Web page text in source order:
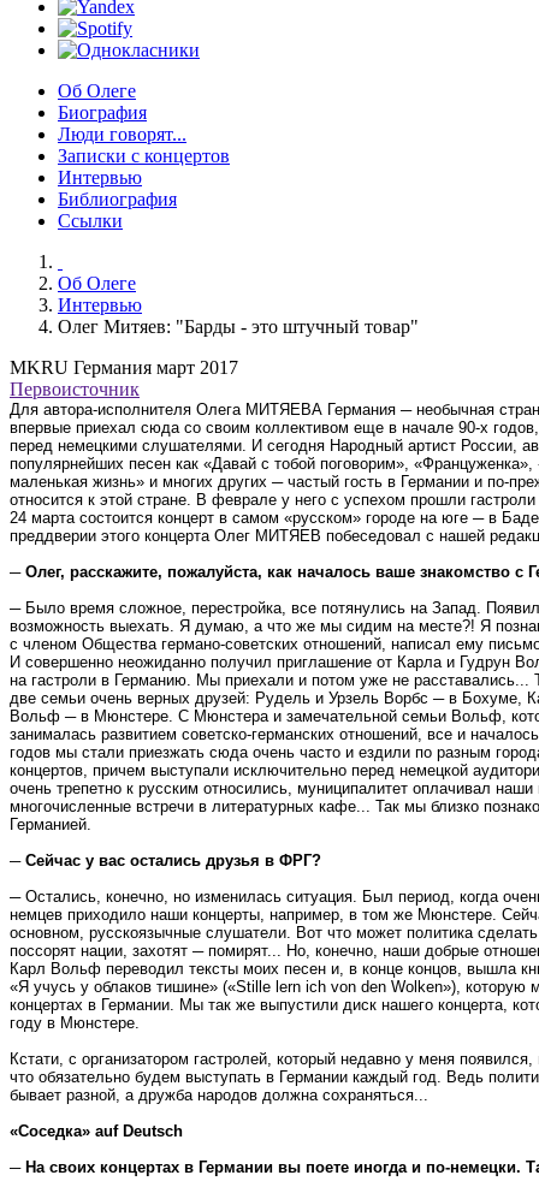
Об Олеге
Биография
Люди говорят...
Записки с концертов
Интервью
Библиография
Ссылки
Об Олеге
Интервью
Олег Митяев: "Барды - это штучный товар"
MKRU Германия март 2017
Первоисточник
Для автора-исполнителя Олега МИТЯЕВА Германия ─ необычная
впервые приехал сюда со своим коллективом еще в начале 90-х
перед немецкими слушателями. И сегодня Народный артист России,
популярнейших песен как «Давай с тобой поговорим»,
маленькая жизнь» и многих других ─ частый гость в Германии и по-
относится к этой стране. В феврале у него с успехом прошли
24 марта состоится концерт в самом «русском» городе на юге ─ в
преддверии этого концерта Олег МИТЯЕВ побеседовал с нашей
─ Олег, расскажите, пожалуйста, как началось ваше знакомство с
─ Было время сложное, перестройка, все потянулись на Запад.
возможность выехать. Я думаю, а что же мы сидим на месте?! Я
с членом Общества германо-советских отношений, написал ему
И совершенно неожиданно получил приглашение от Карла и Гудрун
на гастроли в Германию. Мы приехали и потом уже не расставались...
две семьи очень верных друзей: Рудель и Урзель Ворбс ─ в Бохуме,
Вольф ─ в Мюнстере. С Мюнстера и замечательной семьи Вольф,
занималась развитием советско-германских отношений, все и
годов мы стали приезжать сюда очень часто и ездили по разным
концертов, причем выступали исключительно перед немецкой
очень трепетно к русским относились, муниципалитет оплачивал
многочисленные встречи в литературных кафе... Так мы близко
Германией.
─ Сейчас у вас остались друзья в ФРГ?
─ Остались, конечно, но изменилась ситуация. Был период, когда
немцев приходило наши концерты, например, в том же Мюнстере.
основном, русскоязычные слушатели. Вот что может политика
поссорят нации, захотят ─ помирят... Но, конечно, наши добрые
Карл Вольф переводил тексты моих песен и, в конце концов, вышла
«Я учусь у облаков тишине» («Stille lern ich von den Wolken»), которую
концертах в Германии. Мы так же выпустили диск нашего концерта,
году в Мюнстере.
Кстати, с организатором гастролей, который недавно у меня
что обязательно будем выступать в Германии каждый год. Ведь
бывает разной, а дружба народов должна сохраняться...
«Соседка» auf Deutsch
─ На своих концертах в Германии вы поете иногда и по-немецки.